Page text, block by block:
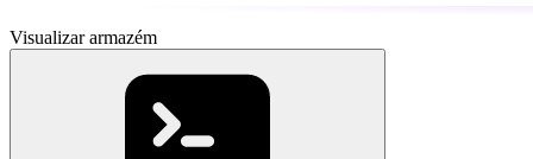
Visualizar armazém